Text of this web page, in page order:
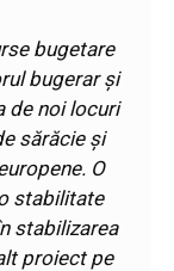
bugetare
bugerar și
de noi locuri
sărăcie și
O
stabilitate
stabilizarea
proiect pe